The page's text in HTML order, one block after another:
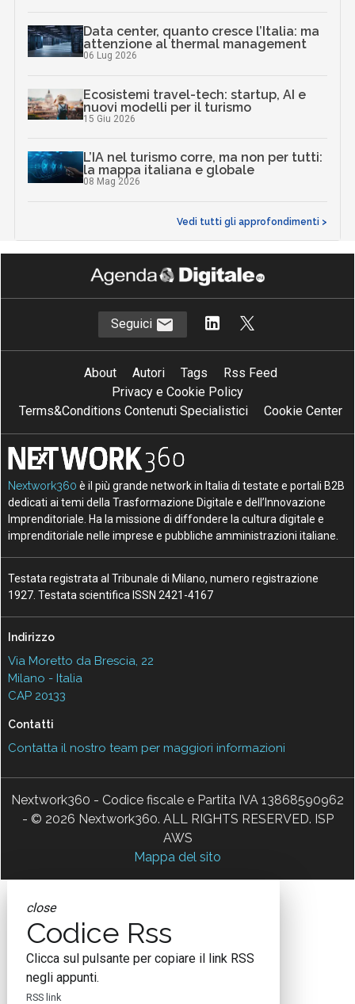
Data center, quanto cresce l’Italia: ma
attenzione al thermal management
06 Lug 2026
Ecosistemi travel-tech: startup, AI e
nuovi modelli per il turismo
15 Giu 2026
L’IA nel turismo corre, ma non per tutti:
la mappa italiana e globale
08 Mag 2026
Vedi tutti gli approfondimenti >
Seguici
About Autori Tags
Rss Feed
Privacy e Cookie Policy
Terms&Conditions Contenuti Specialistici
Cookie Center
Nextwork360 è il più grande network in Italia di testate e portali B2B
dedicati ai temi della Trasformazione Digitale e dell’Innovazione
Imprenditoriale. Ha la missione di diffondere la cultura digitale e
imprenditoriale nelle imprese e pubbliche amministrazioni italiane.
Testata registrata al Tribunale di Milano, numero registrazione
1927. Testata scientifica ISSN 2421-4167
Indirizzo
Via Moretto da Brescia, 22
Milano - Italia
CAP 20133
Contatti
Contatta il nostro team per maggiori informazioni
Nextwork360 - Codice fiscale e Partita IVA 13868590962
- © 2026 Nextwork360. ALL RIGHTS RESERVED. ISP
AWS
Mappa del sito
close
Codice Rss
Clicca sul pulsante per copiare il link RSS
negli appunti.
RSS link